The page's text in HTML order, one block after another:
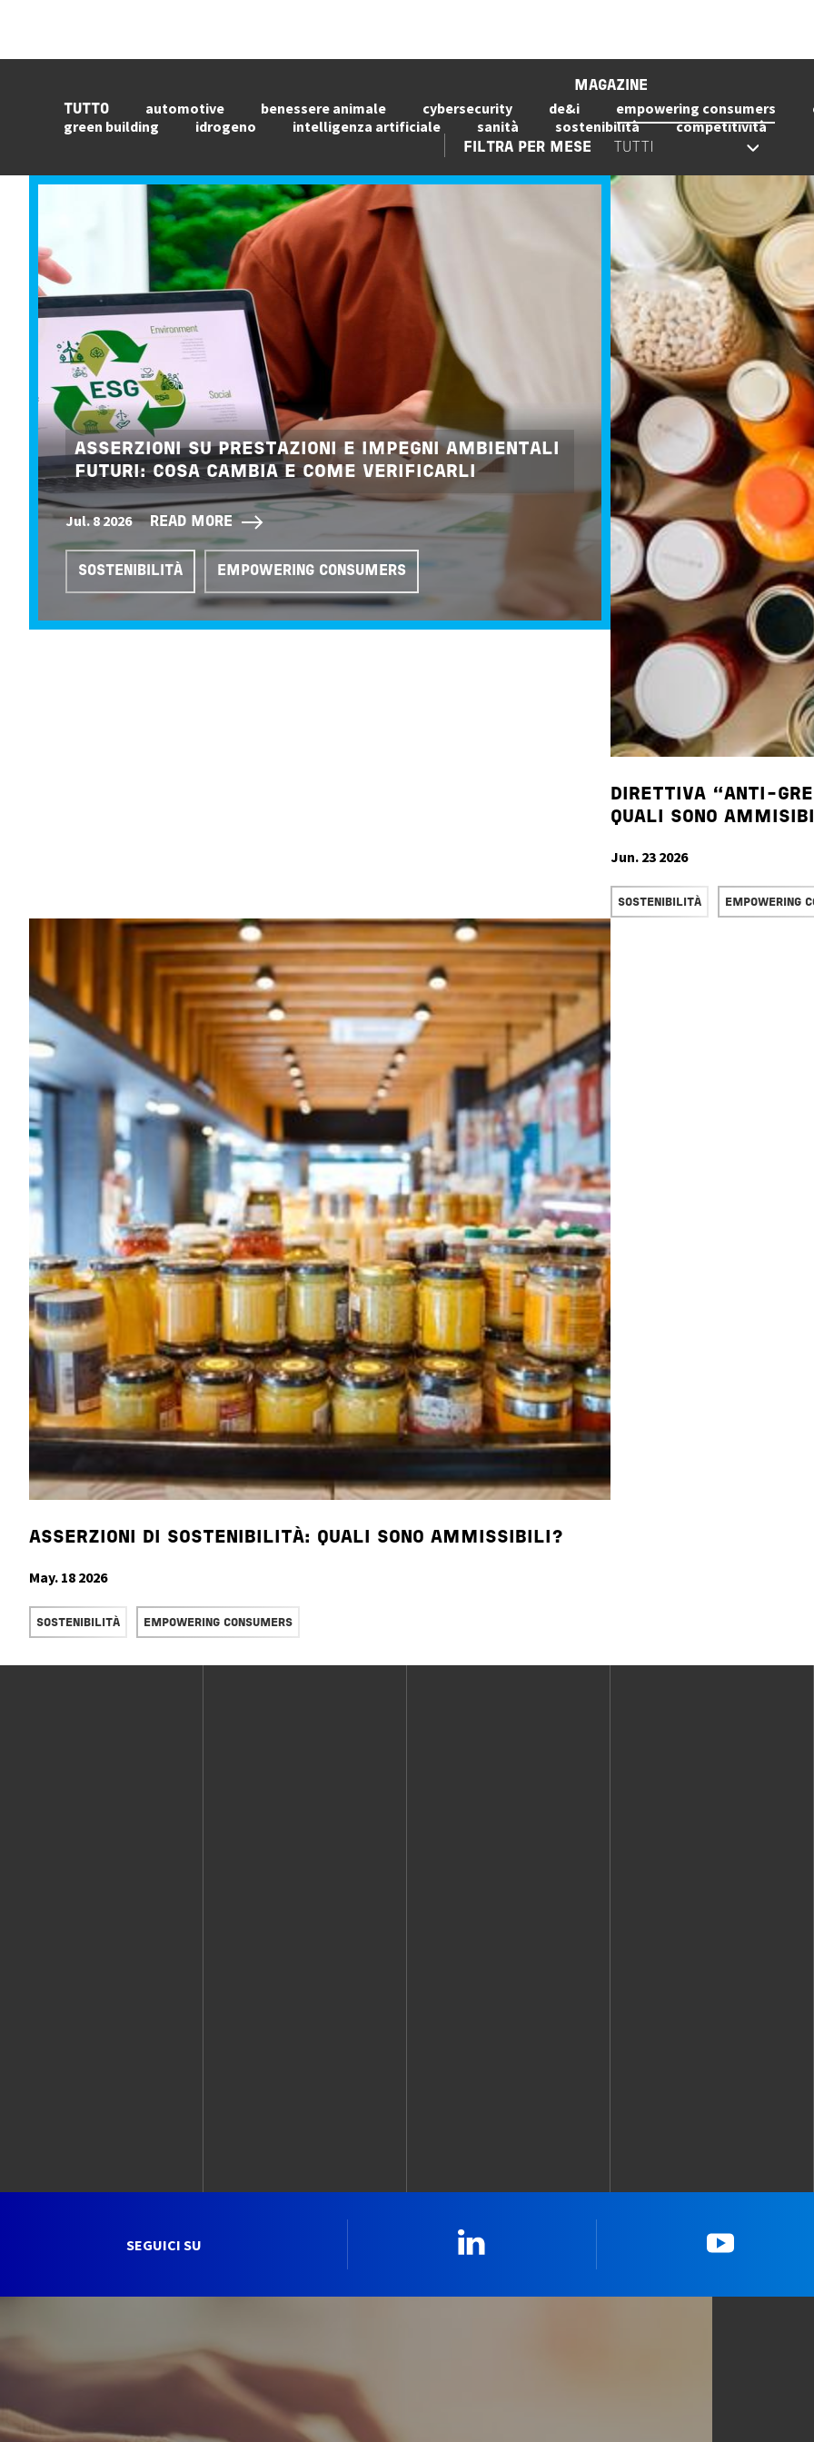
MAGAZINE
TUTTO
automotive benessere animale cybersecurity de&i empowering consumers
green building
idrogeno intelligenza artificiale sanità sostenibilità competitività
FILTRA PER MESE
ASSERZIONI SU PRESTAZIONI E IMPEGNI AMBIENTALI
FUTURI: COSA CAMBIA E COME VERIFICARLI
Jul. 8 2026 READ MORE
SOSTENIBILITÀ EMPOWERING CONSUMERS
Image
DIRETTIVA “ANTI-
QUALI SONO
Jun. 23 2026
SOSTENIBILITÀ EMPOWERING
ASSERZIONI DI SOSTENIBILITÀ: QUALI SONO AMMISSIBILI?
May. 18 2026
SOSTENIBILITÀ EMPOWERING CONSUMERS
SEGUICI SU